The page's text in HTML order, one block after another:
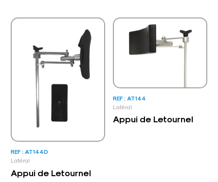
Latéral
REF : AT144D
Appui de Letournel
Latéral
REF : AT144
Appui de Letournel